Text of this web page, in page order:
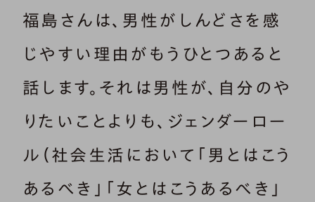
福島さんは、男性がしんどさを感
じやすい理由がもうひとつあると
話します。それは男性が、自分のや
りたいことよりも、ジェンダーロー
ル（社会生活において「男とはこう
あるべき」「女とはこうあるべき」